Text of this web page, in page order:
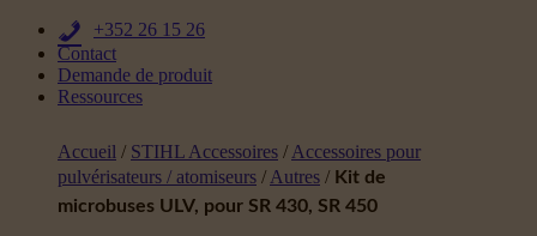
+352 26 15 26
Contact
Demande de produit
Ressources
Accueil / STIHL Accessoires / Accessoires pour
pulvérisateurs / atomiseurs / Autres / Kit de
microbuses ULV, pour SR 430, SR 450